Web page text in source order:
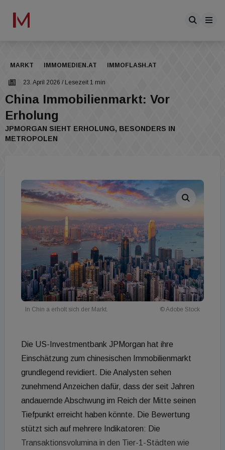
MARKT IMMOMEDIEN.AT IMMOFLASH.AT
23. April 2026 / Lesezeit 1 min
China Immobilienmarkt: Vor
Erholung
JPMORGAN SIEHT ERHOLUNG, BESONDERS IN
METROPOLEN
In Chin a erholt sich der Markt. © Adobe Stock
Die US-Investmentbank JPMorgan hat ihre
Einschätzung zum chinesischen Immobilienmarkt
grundlegend revidiert. Die Analysten sehen
zunehmend Anzeichen dafür, dass der seit Jahren
andauernde Abschwung im Reich der Mitte seinen
Tiefpunkt erreicht haben könnte. Die Bewertung
stützt sich auf mehrere Indikatoren: Die
Transaktionsvolumina in den Tier-1-Städten wie